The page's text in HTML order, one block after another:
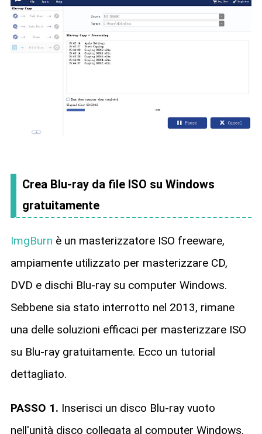
Crea Blu-ray da file ISO su Windows
gratuitamente
ImgBurn è un masterizzatore ISO freeware,
ampiamente utilizzato per masterizzare CD,
DVD e dischi Blu-ray su computer Windows.
Sebbene sia stato interrotto nel 2013, rimane
una delle soluzioni efficaci per masterizzare ISO
su Blu-ray gratuitamente. Ecco un tutorial
dettagliato.
PASSO 1. Inserisci un disco Blu-ray vuoto
nell'unità disco collegata al computer Windows.